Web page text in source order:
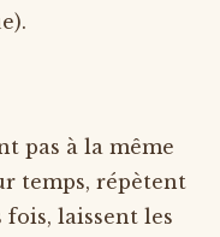
pas à la même
temps, répètent
laissent les